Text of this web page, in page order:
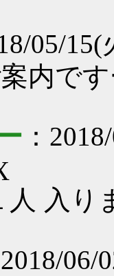
05/
内で
：
人 入り
06/